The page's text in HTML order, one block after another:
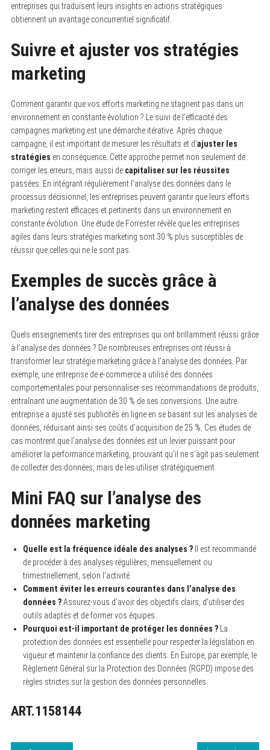
entreprises qui traduisent leurs insights en actions stratégiques
obtiennent un avantage concurrentiel significatif.
Suivre et ajuster vos stratégies
marketing
Comment garantir que vos efforts marketing ne stagnent pas dans un
environnement en constante évolution ? Le suivi de l’efficacité des
campagnes marketing est une démarche itérative. Après chaque
campagne, il est important de mesurer les résultats et d’ajuster les
stratégies en conséquence. Cette approche permet non seulement de
corriger les erreurs, mais aussi de capitaliser sur les réussites
passées. En intégrant régulièrement l’analyse des données dans le
processus décisionnel, les entreprises peuvent garantir que leurs efforts
marketing restent efficaces et pertinents dans un environnement en
constante évolution. Une étude de Forrester révèle que les entreprises
agiles dans leurs stratégies marketing sont 30 % plus susceptibles de
réussir que celles qui ne le sont pas.
Exemples de succès grâce à
l’analyse des données
Quels enseignements tirer des entreprises qui ont brillamment réussi grâce
à l’analyse des données ? De nombreuses entreprises ont réussi à
transformer leur stratégie marketing grâce à l’analyse des données. Par
exemple, une entreprise de e-commerce a utilisé des données
comportementales pour personnaliser ses recommandations de produits,
entraînant une augmentation de 30 % de ses conversions. Une autre
entreprise a ajusté ses publicités en ligne en se basant sur les analyses de
données, réduisant ainsi ses coûts d’acquisition de 25 %. Ces études de
cas montrent que l’analyse des données est un levier puissant pour
améliorer la performance marketing, prouvant qu’il ne s’agit pas seulement
de collecter des données, mais de les utiliser stratégiquement.
Mini FAQ sur l’analyse des
données marketing
Quelle est la fréquence idéale des analyses ?Il est recommandé
de procéder à des analyses régulières, mensuellement ou
trimestriellement, selon l’activité.
Comment éviter les erreurs courantes dans l’analyse des
données ?Assurez-vous d’avoir des objectifs clairs, d’utiliser des
outils adaptés et de former vos équipes.
Pourquoi est-il important de protéger les données ?La
protection des données est essentielle pour respecter la législation en
vigueur et maintenir la confiance des clients. En Europe, par exemple, le
Règlement Général sur la Protection des Données (RGPD) impose des
règles strictes sur la gestion des données personnelles.
ART.1158144